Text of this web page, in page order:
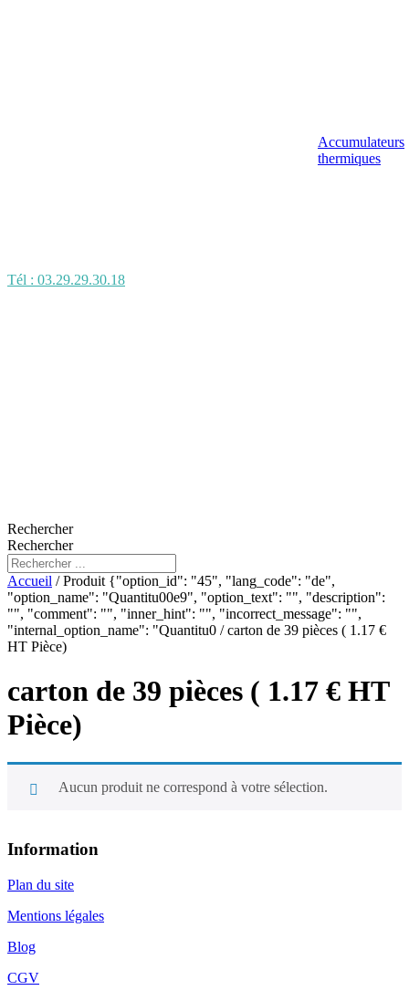
Accumulateurs
thermiques
Tél : 03.29.29.30.18
Rechercher
Rechercher
Accueil / Produit {"option_id": "45", "lang_code": "de",
"option_name": "Quantitu00e9", "option_text": "", "description":
"", "comment": "", "inner_hint": "", "incorrect_message": "",
"internal_option_name": "Quantitu0 / carton de 39 pièces ( 1.17 €
HT Pièce)
carton de 39 pièces ( 1.17 € HT
Pièce)
Aucun produit ne correspond à votre sélection.
Information
Plan du site
Mentions légales
Blog
CGV